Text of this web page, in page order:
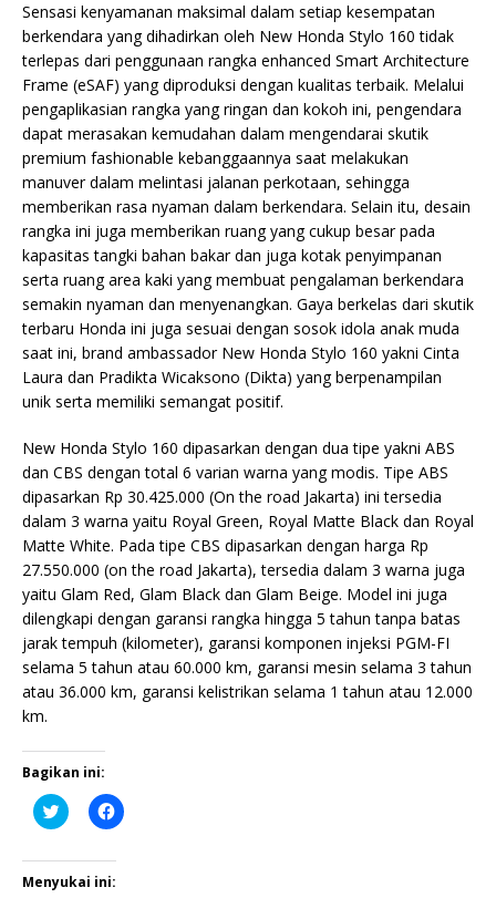
Sensasi kenyamanan maksimal dalam setiap kesempatan
berkendara yang dihadirkan oleh New Honda Stylo 160 tidak
terlepas dari penggunaan rangka enhanced Smart Architecture
Frame (eSAF) yang diproduksi dengan kualitas terbaik. Melalui
pengaplikasian rangka yang ringan dan kokoh ini, pengendara
dapat merasakan kemudahan dalam mengendarai skutik
premium fashionable kebanggaannya saat melakukan
manuver dalam melintasi jalanan perkotaan, sehingga
memberikan rasa nyaman dalam berkendara. Selain itu, desain
rangka ini juga memberikan ruang yang cukup besar pada
kapasitas tangki bahan bakar dan juga kotak penyimpanan
serta ruang area kaki yang membuat pengalaman berkendara
semakin nyaman dan menyenangkan. Gaya berkelas dari skutik
terbaru Honda ini juga sesuai dengan sosok idola anak muda
saat ini, brand ambassador New Honda Stylo 160 yakni Cinta
Laura dan Pradikta Wicaksono (Dikta) yang berpenampilan
unik serta memiliki semangat positif.
New Honda Stylo 160 dipasarkan dengan dua tipe yakni ABS
dan CBS dengan total 6 varian warna yang modis. Tipe ABS
dipasarkan Rp 30.425.000 (On the road Jakarta) ini tersedia
dalam 3 warna yaitu Royal Green, Royal Matte Black dan Royal
Matte White. Pada tipe CBS dipasarkan dengan harga Rp
27.550.000 (on the road Jakarta), tersedia dalam 3 warna juga
yaitu Glam Red, Glam Black dan Glam Beige. Model ini juga
dilengkapi dengan garansi rangka hingga 5 tahun tanpa batas
jarak tempuh (kilometer), garansi komponen injeksi PGM-FI
selama 5 tahun atau 60.000 km, garansi mesin selama 3 tahun
atau 36.000 km, garansi kelistrikan selama 1 tahun atau 12.000
km.
Bagikan ini:
K
l
u
n
K
l
Menyukai ini: